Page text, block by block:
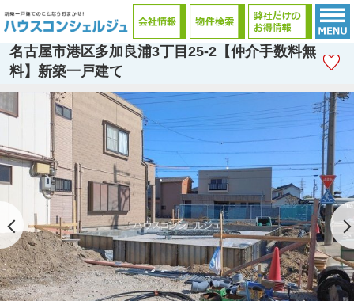
名古屋市港区多加良浦3丁目25-2【仲介手数料無
料】新築一戸建て